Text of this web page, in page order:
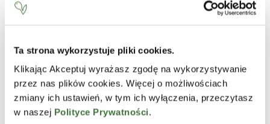
Ta strona wykorzystuje pliki cookies.
Klikając Akceptuj wyrażasz zgodę na wykorzystywanie
przez nas plików cookies. Więcej o możliwościach
zmiany ich ustawień, w tym ich wyłączenia, przeczytasz
w naszej Polityce Prywatności.
gel de ducha
LÍNEA manteca de naranja
TIPO DE PRODUCTO geles de ducha